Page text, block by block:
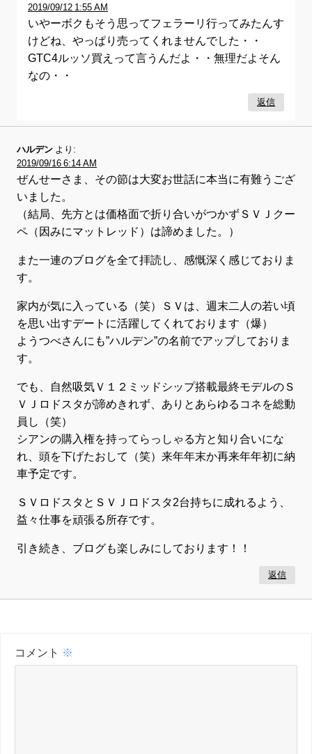
2019/09/12 1:55 AM
いやーボクもそう思ってフェラーリ行ってみたんす
けどね、やっぱり売ってくれませんでした・・
GTC4ルッソ買えって言うんだよ・・無理だよそん
なの・・
返信
ハルデン より:
2019/09/16 6:14 AM
ぜんせーさま、その節は大変お世話に本当に有難うござ
いました。
（結局、先方とは価格面で折り合いがつかずＳＶＪクー
ペ（因みにマットレッド）は諦めました。）
また一連のブログを全て拝読し、感慨深く感じておりま
す。
家内が気に入っている（笑）ＳＶは、週末二人の若い頃
を思い出すデートに活躍してくれております（爆）
ようつべさんにも”ハルデン”の名前でアップしておりま
す。
でも、自然吸気Ｖ１２ミッドシップ搭載最終モデルのＳ
ＶＪロドスタが諦めきれず、ありとあらゆるコネを総動
員し（笑）
シアンの購入権を持ってらっしゃる方と知り合いにな
れ、頭を下げたおして（笑）来年年末か再来年年初に納
車予定です。
ＳＶロドスタとＳＶＪロドスタ2台持ちに成れるよう、
益々仕事を頑張る所存です。
引き続き、ブログも楽しみにしております！！
返信
コメント ※